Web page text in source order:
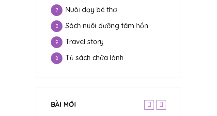
Nuôi dạy bé thơ
7
Sách nuôi dưỡng tâm hồn
3
Travel story
9
Tủ sách chữa lành
8
BÀI MỚI